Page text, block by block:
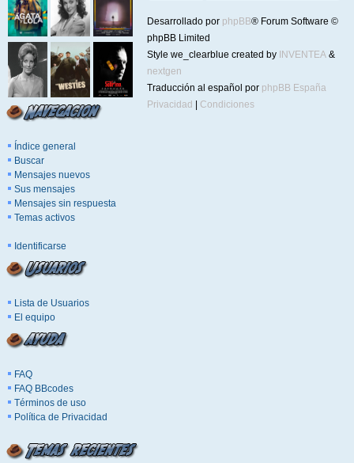
Índice general
Buscar
Mensajes nuevos
Sus mensajes
Mensajes sin respuesta
Temas activos
Identificarse
Lista de Usuarios
El equipo
FAQ
FAQ BBcodes
Términos de uso
Política de Privacidad
Desarrollado por phpBB® Forum Software ©
phpBB Limited
Style we_clearblue created by INVENTEA &
nextgen
Traducción al español por phpBB España
Privacidad
Condiciones